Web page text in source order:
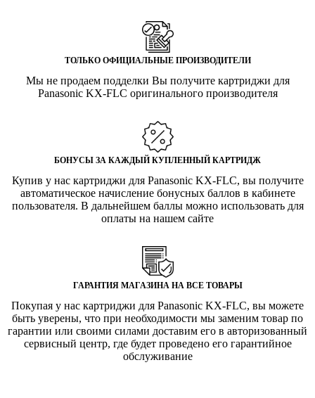
ТОЛЬКО ОФИЦИАЛЬНЫЕ ПРОИЗВОДИТЕЛИ
Мы не продаем подделки Вы получите картриджи для
Panasonic KX-FLC оригинального производителя
БОНУСЫ ЗА КАЖДЫЙ КУПЛЕННЫЙ КАРТРИДЖ
Купив у нас картриджи для Panasonic KX-FLC, вы получите
автоматическое начисление бонусных баллов в кабинете
пользователя. В дальнейшем баллы можно использовать для
оплаты на нашем сайте
ГАРАНТИЯ МАГАЗИНА НА ВСЕ ТОВАРЫ
Покупая у нас картриджи для Panasonic KX-FLC, вы можете
быть уверены, что при необходимости мы заменим товар по
гарантии или своими силами доставим его в авторизованный
сервисный центр, где будет проведено его гарантийное
обслуживание